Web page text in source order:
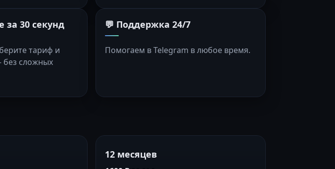
30 секунд
тариф и
без сложных
💬 Поддержка 24/7
Помогаем в Telegram в любое время.
12 месяцев